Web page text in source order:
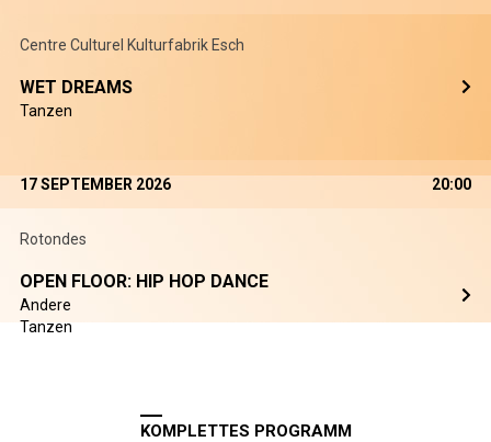
Centre Culturel Kulturfabrik Esch
WET DREAMS
Tanzen
17 SEPTEMBER 2026 20:00
Rotondes
OPEN FLOOR: HIP HOP DANCE
Andere
Tanzen
KOMPLETTES PROGRAMM